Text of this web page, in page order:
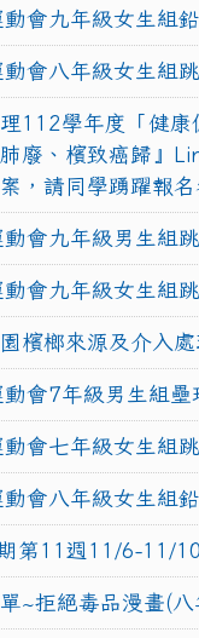
會九年級女生組
會八年級女生組
112學年度「健康
廢、檳致癌歸』
，請同學踴躍報名
會九年級男生組
會九年級女生組
檳榔來源及介入處
會7年級男生組壘
會七年級女生組
會八年級女生組
第11週11/6-11/
~拒絕毒品漫畫(八